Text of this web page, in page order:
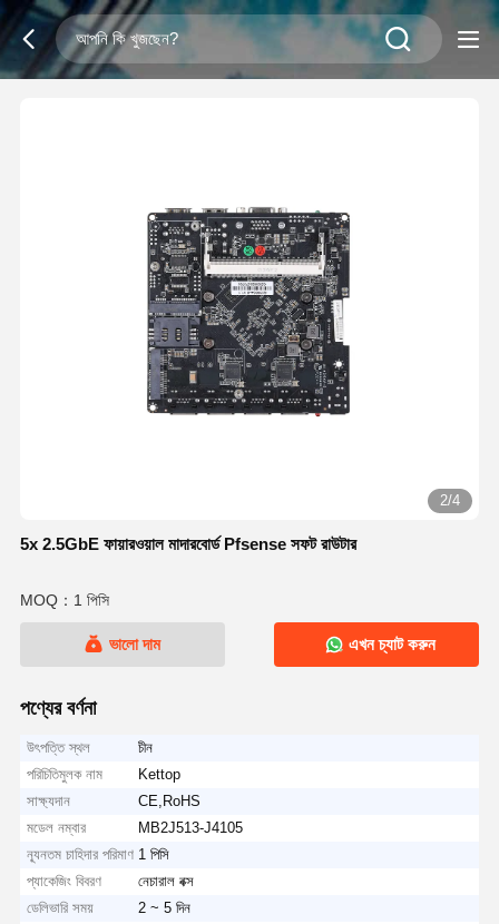
2/4
5x 2.5GbE ফায়ারওয়াল মাদারবোর্ড Pfsense সফট রাউটার
MOQ：1 পিসি
ভালো দাম এখন চ্যাট করুন
পণ্যের বর্ণনা
উৎপত্তি স্থল
চীন
পরিচিতিমুলক নাম
Kettop
সাক্ষ্যদান
CE,RoHS
মডেল নম্বার
MB2J513-J4105
ন্যূনতম চাহিদার পরিমাণ 1 পিসি
প্যাকেজিং বিবরণ
নেচারাল বক্স
ডেলিভারি সময়
2 ~ 5 দিন